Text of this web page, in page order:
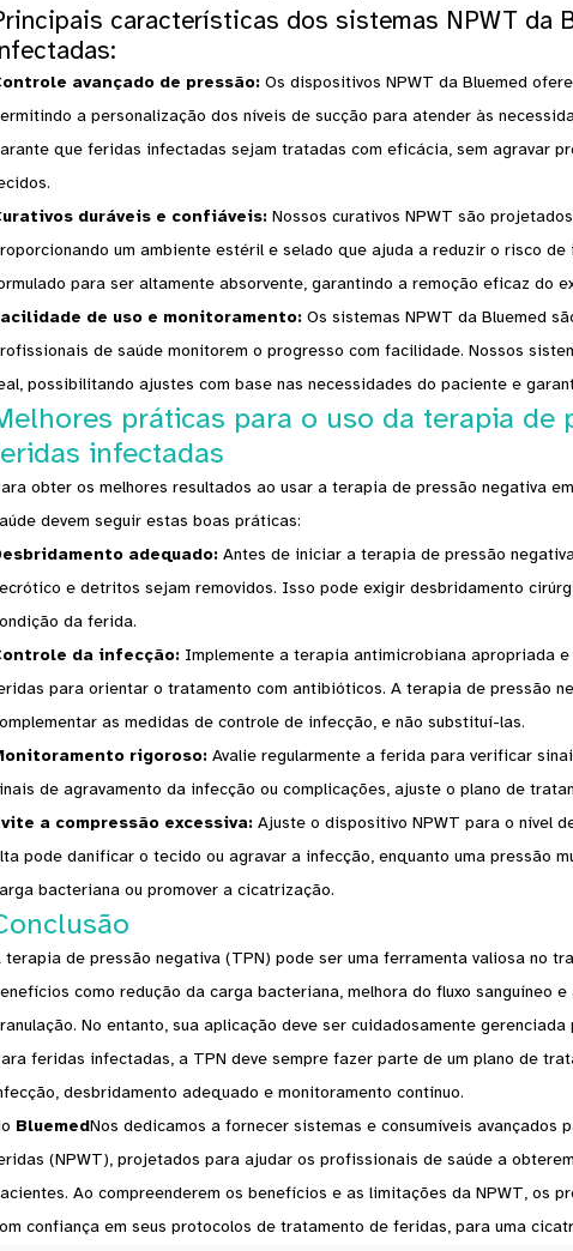
características dos sistemas NPWT da
avançado de pressão: Os dispositivos NPWT da Bluemed
a personalização dos níveis de sucção para atender às
que feridas infectadas sejam tratadas com eficácia, sem agravar
duráveis ​​e confiáveis: Nossos curativos NPWT são
um ambiente estéril e selado que ajuda a reduzir o risco
para ser altamente absorvente, garantindo a remoção eficaz do
de uso e monitoramento: Os sistemas NPWT da Bluemed
de saúde monitorem o progresso com facilidade. Nossos
possibilitando ajustes com base nas necessidades do paciente e
práticas para o uso da terapia de
infectadas
obter os melhores resultados ao usar a terapia de pressão negativa
devem seguir estas boas práticas:
adequado: Antes de iniciar a terapia de pressão
e detritos sejam removidos. Isso pode exigir desbridamento
da ferida.
da infecção: Implemente a terapia antimicrobiana apropriada
para orientar o tratamento com antibióticos. A terapia de pressão
as medidas de controle de infecção, e não substituí-las.
rigoroso: Avalie regularmente a ferida para verificar
de agravamento da infecção ou complicações, ajuste o plano de
a compressão excessiva: Ajuste o dispositivo NPWT para o nível
pode danificar o tecido ou agravar a infecção, enquanto uma pressão
bacteriana ou promover a cicatrização.
terapia de pressão negativa (TPN) pode ser uma ferramenta valiosa no
como redução da carga bacteriana, melhora do fluxo sanguíneo
No entanto, sua aplicação deve ser cuidadosamente
feridas infectadas, a TPN deve sempre fazer parte de um plano de
desbridamento adequado e monitoramento contínuo.
BluemedNos dedicamos a fornecer sistemas e consumíveis avançados
(NPWT), projetados para ajudar os profissionais de saúde a
Ao compreenderem os benefícios e as limitações da NPWT, os
confiança em seus protocolos de tratamento de feridas, para uma